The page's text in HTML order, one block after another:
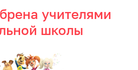
учителями
школы